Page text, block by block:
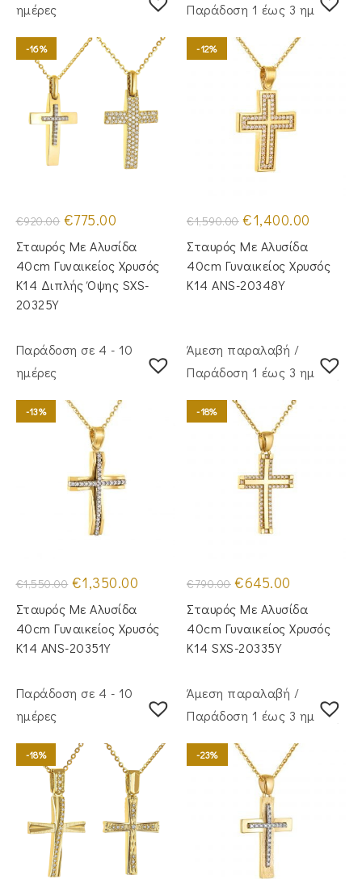
ημέρες
-16%
€920.00 Original
price
was:
€920.00.
€775.00
τιμή
είναι:
€775.00.
Σταυρός Με Αλυσίδα
40cm Γυναικείος Χρυσός
Κ14 Διπλής Όψης SXS-
20325Y
Παράδoση 1 έως 3 ημέρες
-12%
€1,590.00 Original
price
was:
€1,590.00.
€1,400.00
Σταυρός Με Αλυσίδα
40cm Γυναικείος Χρυσός
Κ14 ANS-20348Y
Παράδοση σε 4 - 10
ημέρες
-13%
€1,550.00 Original
price
was:
€1,550.00.
€1,350.00 τρέχουσα
€1,350.00.
Σταυρός Με Αλυσίδα
40cm Γυναικείος Χρυσός
Κ14 ANS-20351Y
Άμεση παραλαβή /
Παράδoση 1 έως 3 ημέρες
-18%
€790.00 Original
price
was:
€790.00.
€645.00
τιμή
είναι:
€645.00.
Σταυρός Mε Aλυσίδα
40cm Γυναικείος Χρυσός
Κ14 SXS-20335Y
Παράδοση σε 4 - 10
ημέρες
-18%
Άμεση παραλαβή /
Παράδoση 1 έως 3 ημέρες
-23%